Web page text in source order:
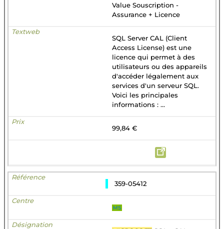
Value Souscription -
Assurance + Licence
SQL Server CAL (Client
Access License) est une
licence qui permet à des
utilisateurs ou des appareils
d'accéder légalement aux
services d'un serveur SQL.
Voici les principales
informations : ...
99,84 €
359-05412
MS